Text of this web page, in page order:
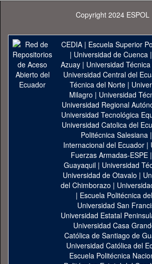
Copyright 2024 ESPOL
CEDIA| Escuela Superior
| Universidad de Cuenca|
Azuay| Universidad
Universidad Central del
Técnica del Norte |
Milagro | Universidad
Universidad Regional
Universidad Tecnológica
Universidad Catolica del
Politécnica Salesiana |
Internacional del Ecuador |
Fuerzas Armadas-ESPE |
Guayaquil| Universidad
Universidad de Otavalo |
del Chimborazo |
| Escuela Politécnica
Universidad San
Universidad Estatal
Universidad Casa
Católica de Santiago de
Universidad Católica del
Escuela Politécnica